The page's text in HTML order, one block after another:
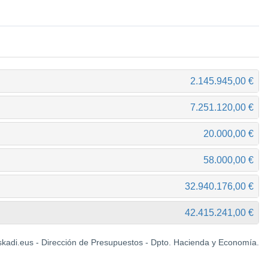
2.145.945,00 €
7.251.120,00 €
20.000,00 €
58.000,00 €
32.940.176,00 €
42.415.241,00 €
- Dirección de Presupuestos - Dpto. Hacienda y Economía.